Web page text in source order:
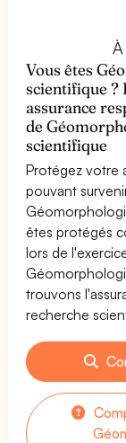
Vous êtes
scientifique ?
assurance
de
scientifique
Protégez votre
pouvant
êtes protégés
lors de
trouvons
recherche